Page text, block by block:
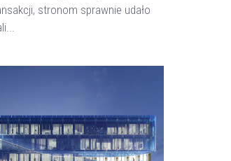
stronom sprawnie udało